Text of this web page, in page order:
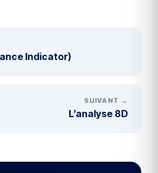
Indicator)
SUIVANT →
L’analyse 8D